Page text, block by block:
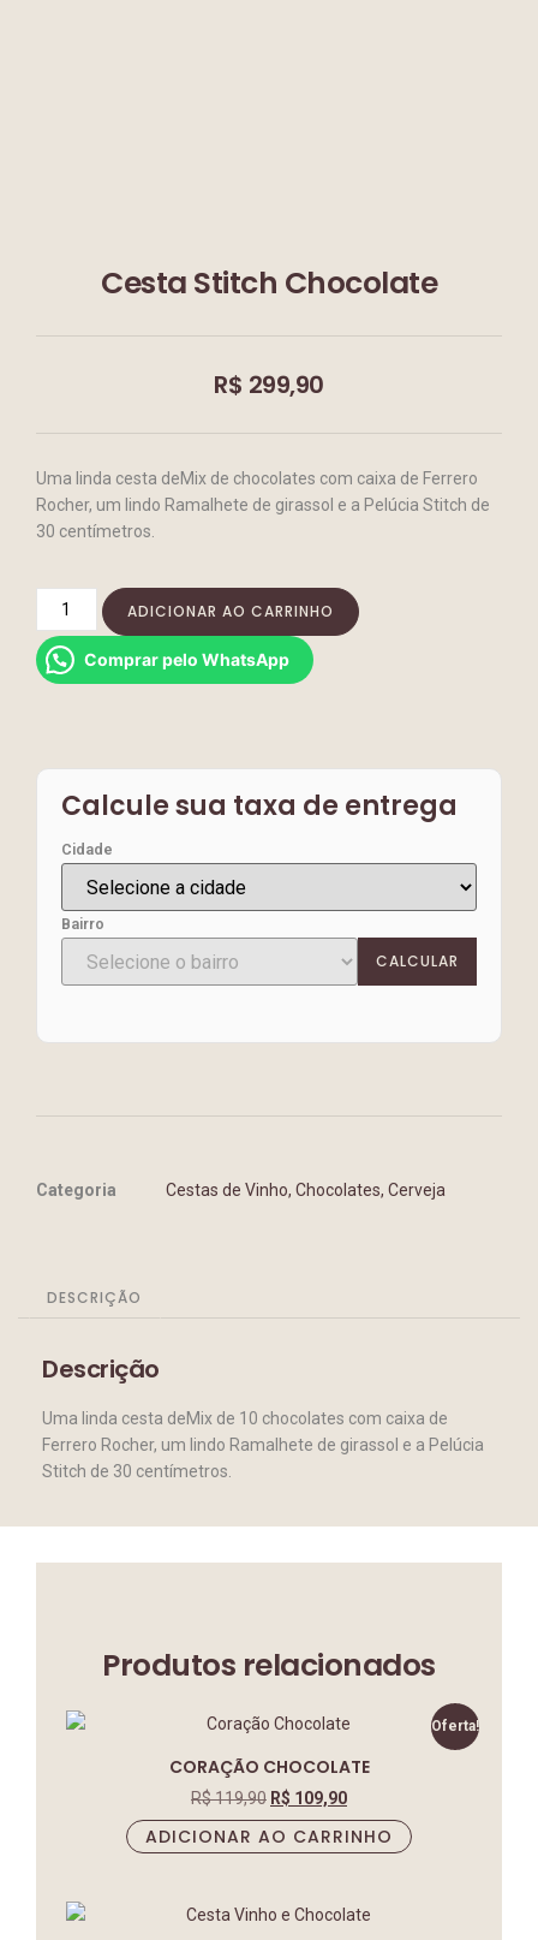
Cesta Stitch Chocolate
R$ 299,90
Uma linda cesta deMix de chocolates com caixa de Ferrero
Rocher, um lindo Ramalhete de girassol e a Pelúcia Stitch de
30 centímetros.
ADICIONAR AO CARRINHO
Comprar pelo WhatsApp
Categoria Cestas de Vinho, Chocolates, Cerveja
Calcule sua taxa de entrega
Cidade
Bairro
CALCULAR
DESCRIÇÃO
Descrição
Uma linda cesta deMix de 10 chocolates com caixa de
Ferrero Rocher, um lindo Ramalhete de girassol e a Pelúcia
Stitch de 30 centímetros.
Produtos relacionados
Oferta!
CORAÇÃO CHOCOLATE
R$119,90 R$ 109,90
ADICIONAR AO CARRINHO